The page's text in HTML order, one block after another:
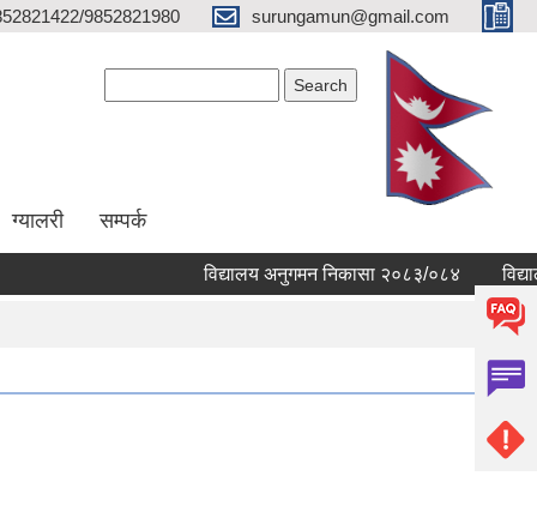
9852821980 surungamun@gmail.com
ग्यालरी सम्पर्क
विद्यालय अनुगमन निकासा २०८३/०८४